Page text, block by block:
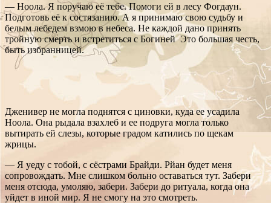
— Ноола. Я поручаю её тебе. Помоги ей в лесу Фогдаун.
Подготовь её к состязанию. А я принимаю свою судьбу и
белым лебедем взмою в небеса. Не каждой дано принять
тройную смерть и встретиться с Богиней Это большая честь,
быть избранницей.
Дженивер не могла поднятся с циновки, куда ее усадила
Ноола. Она рыдала взахлеб и ее подруга могла только
вытирать ей слезы, которые градом катились по щекам
жрицы.
— Я уеду с тобой, с сёстрами Брайди. Рйан будет меня
сопровождать. Мне слишком больно оставаться тут. Забери
меня отсюда, умоляю, забери. Забери до ритуала, когда она
уйдет в иной мир. Я не смогу на это смотреть.